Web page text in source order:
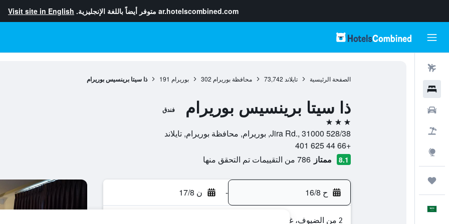
ar.hotelscombined.com متوفر أيضاً باللغة الإنجليزية. Visit site in English
الصفحة الرئيسية تايلاند 73,742 محافظة بوريرام 302 بوريرام 191 ذا سيتا برينسيس بوريرام
ذا سيتا برينسيس بوريرام فندق
3 نجوم
528/38 Jira Rd., 31000, بوريرام, محافظة بوريرام, تايلاند
+66 44 625 401
8.1 ممتاز 786 من التقييمات تم التحقق منها
ح 16/8 - ن 17/8
2 من الضيوف، غرفة واحدة